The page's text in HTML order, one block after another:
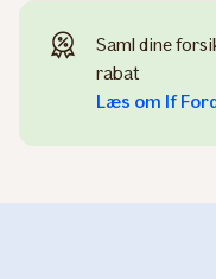
Saml dine
rabat
Læs om If